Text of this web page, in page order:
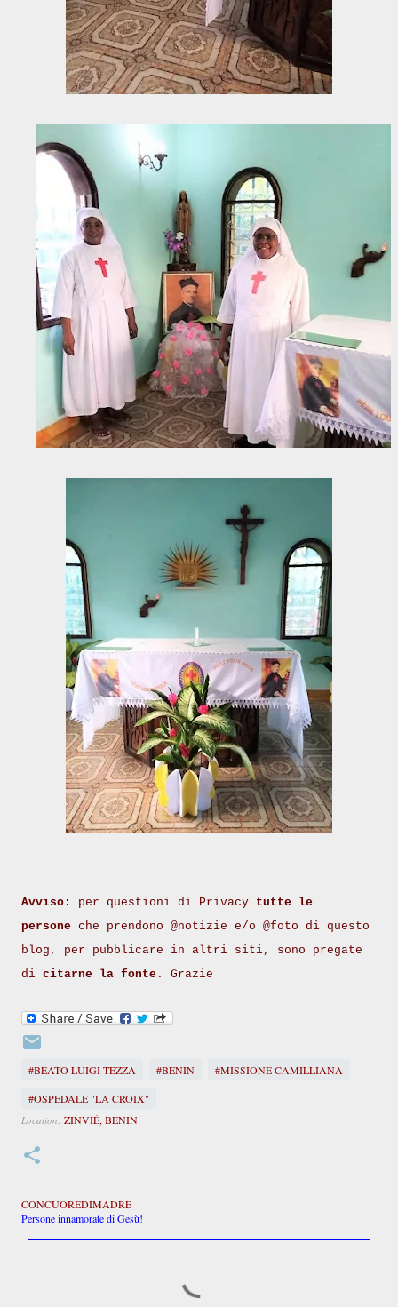
Avviso: per questioni di Privacy tutte le
persone che prendono @notizie e/o @foto di questo
blog, per pubblicare in altri siti, sono pregate
di citarne la fonte . Grazie
#BEATO LUIGI TEZZA #BENIN
#MISSIONE CAMILLIANA
#OSPEDALE "LA CROIX"
Location: ZINVIÉ, BENIN
CONCUOREDIMADRE
Persone innamorate di Gesù!